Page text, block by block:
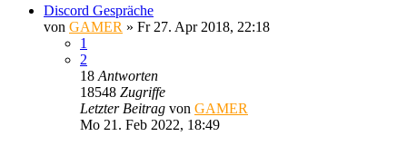
Discord Gespräche
von GAMER » Fr 27. Apr 2018, 22:18
1
2
18 Antworten
18548 Zugriffe
Letzter Beitrag von GAMER
Mo 21. Feb 2022, 18:49